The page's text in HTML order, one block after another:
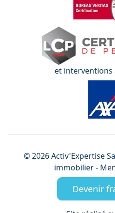
et interventions
©2026Activ'Expertise
immobilier -
Devenir